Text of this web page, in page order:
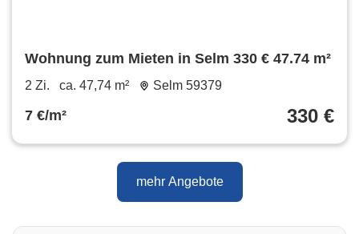
Wohnung zum Mieten in Selm 330 € 47.74 m²
2 Zi. ca. 47,74 m² Selm 59379
7 €/m² 330 €
mehr Angebote